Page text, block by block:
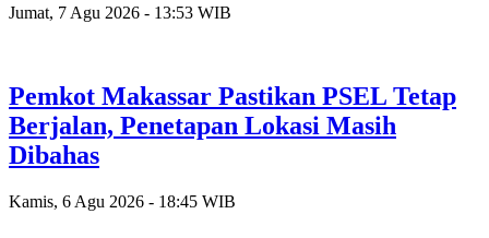
Jumat, 7 Agu 2026 - 13:53 WIB
Pemkot Makassar Pastikan PSEL Tetap
Berjalan, Penetapan Lokasi Masih
Dibahas
Kamis, 6 Agu 2026 - 18:45 WIB